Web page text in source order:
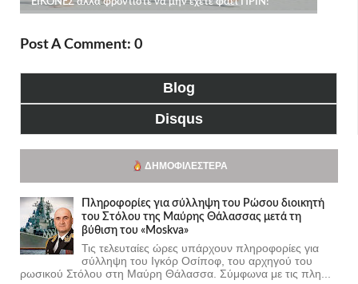
Post A Comment: 0
Blog
Disqus
ΔΗΜΟΦΙΛΈΣΤΕΡΑ
Πληροφορίες για σύλληψη του Ρώσου διοικητή
του Στόλου της Mαύρης Θάλασσας μετά τη
βύθιση του «Moskva»
Τις τελευταίες ώρες υπάρχουν πληροφορίες για
σύλληψη του Ιγκόρ Οσίποφ, του αρχηγού του
ρωσικού Στόλου στη Μαύρη Θάλασσα. Σύμφωνα με τις πλη...